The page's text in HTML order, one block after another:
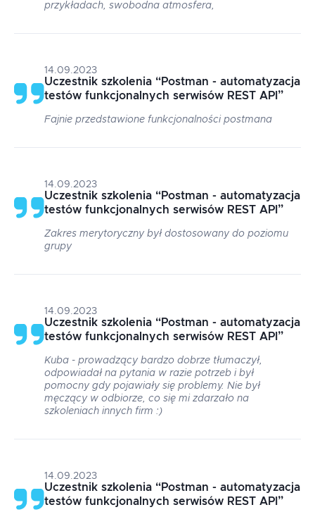
przykładach, swobodna atmosfera,
14.09.2023
Uczestnik szkolenia “Postman - automatyzacja
testów funkcjonalnych serwisów REST API ”
Fajnie przedstawione funkcjonalności postmana
14.09.2023
Uczestnik szkolenia “Postman - automatyzacja
testów funkcjonalnych serwisów REST API ”
Zakres merytoryczny był dostosowany do poziomu
grupy
14.09.2023
Uczestnik szkolenia “Postman - automatyzacja
testów funkcjonalnych serwisów REST API ”
Kuba - prowadzący bardzo dobrze tłumaczył,
odpowiadał na pytania w razie potrzeb i był
pomocny gdy pojawiały się problemy. Nie był
męczący w odbiorze, co się mi zdarzało na
szkoleniach innych firm :)
14.09.2023
Uczestnik szkolenia “Postman - automatyzacja
testów funkcjonalnych serwisów REST API ”